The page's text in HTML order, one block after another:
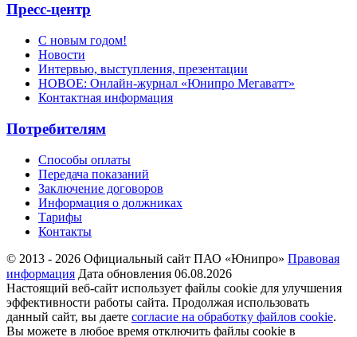
Пресс-центр
С новым годом!
Новости
Интервью, выступления, презентации
НОВОЕ: Онлайн-журнал «Юнипро Мегаватт»
Контактная информация
Потребителям
Способы оплаты
Передача показаний
Заключение договоров
Информация о должниках
Тарифы
Контакты
© 2013 - 2026 Официальный сайт ПАО «Юнипро» Правовая
информация Дата обновления 06.08.2026
Настоящий веб-сайт использует файлы cookie для улучшения
эффективности работы сайта. Продолжая использовать
данный сайт, вы даете согласие на обработку файлов cookie.
Вы можете в любое время отключить файлы cookie в